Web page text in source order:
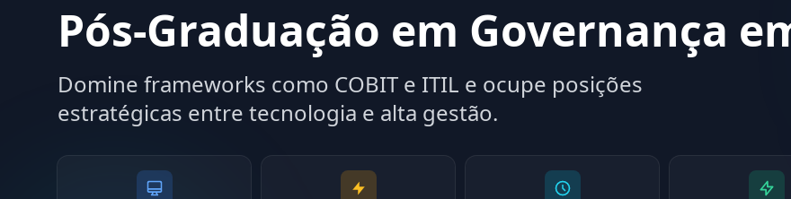
Pós-Graduação em Governança
Domine frameworks como COBIT e ITIL e ocupe posições
estratégicas entre tecnologia e alta gestão.